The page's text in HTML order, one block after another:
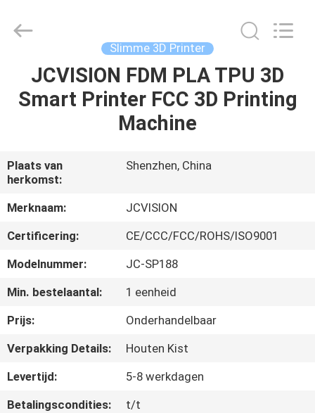
THUIS
OVER
ONS
FABRIEKSTOCHT
NEEM
CONTACT
MET
ONS
Technology
Slimme 3D Printer
JCVISION FDM PLA TPU 3D
Smart Printer FCC 3D Printing
Machine
Plaats van
herkomst:
Shenzhen, China
Merknaam:
JCVISION
Certificering:
CE/CCC/FCC/ROHS/ISO9001
Modelnummer:
JC-SP188
Min. bestelaantal:
1 eenheid
Prijs:
Onderhandelbaar
Verpakking Details:
Houten Kist
Levertijd:
5-8 werkdagen
Betalingscondities:
t/t